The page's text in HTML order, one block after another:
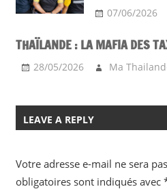
07/06/2026
THAÏLANDE : LA MAFIA DES
28/05/2026 Ma
LEAVE A REPLY
Votre adresse e-mail ne sera
obligatoires sont indiqués avec